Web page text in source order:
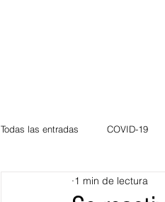
Todas las entradas COVID-19
Atlántico
1 min de lectura